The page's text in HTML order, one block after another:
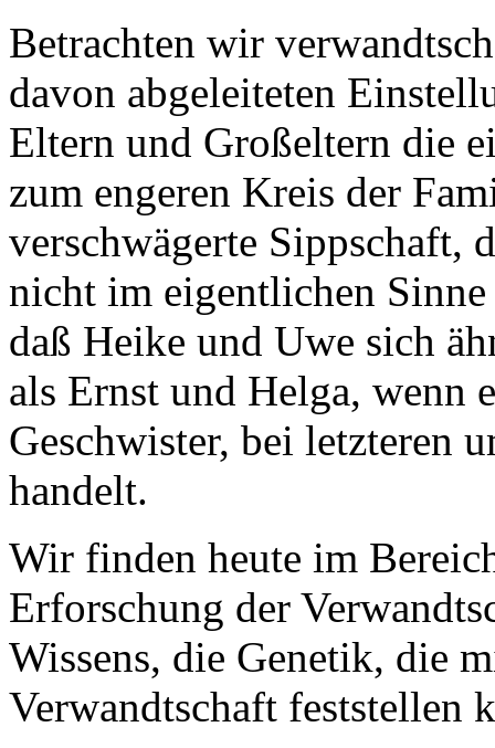
Betrachten wir
davon abgeleiteten
Eltern und Großeltern die
zum engeren Kreis der
verschwägerte Sippschaft,
nicht im eigentlichen
daß Heike und Uwe sich
als Ernst und Helga, wenn
Geschwister, bei letzteren
handelt.
Wir finden heute im
Erforschung der
Wissens, die Genetik, die
Verwandtschaft feststellen